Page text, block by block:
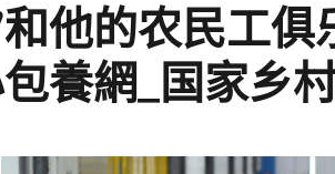
他的农民工俱
養網_国家乡